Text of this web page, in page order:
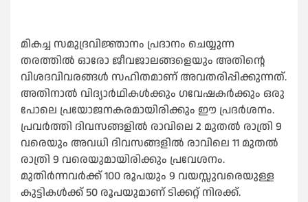
മികച്ച സമുദ്രവിജ്ഞാനം പ്രദാനം ചെയ്യുന്ന
തരത്തില്‍ ഓരോ ജീവജാലങ്ങളെയും അതിന്റെ
വിശദവിവരങ്ങള്‍ സഹിതമാണ് അവതരിപ്പിക്കുന്നത്.
അതിനാല്‍ വിദ്യാര്‍ഥികള്‍ക്കും ഗവേഷകര്‍ക്കും ഒരു
പോലെ പ്രയോജനകരമായിരിക്കും ഈ പ്രദര്‍ശനം.
പ്രവര്‍ത്തി ദിവസങ്ങളില്‍ രാവിലെ 2 മുതല്‍ രാത്രി 9
വരെയും അവധി ദിവസങ്ങളില്‍ രാവിലെ 11 മുതല്‍
രാത്രി 9 വരെയുമായിരിക്കും പ്രവേശനം.
മുതിര്‍ന്നവര്‍ക്ക് 100 രൂപയും 9 വയസ്സുവരെയുള്ള
കുട്ടികള്‍ക്ക് 50 രൂപയുമാണ് ടിക്കറ്റ് നിരക്ക്.